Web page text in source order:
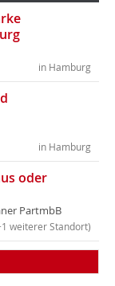
in Hamburg
in Hamburg
oder
PartmbB
weiterer Standort)